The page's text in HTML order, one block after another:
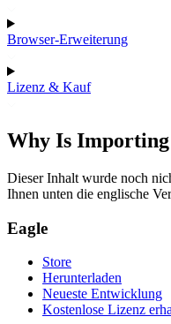
Browser-Erweiterung
Lizenz & Kauf
Why Is Importing
Dieser Inhalt wurde noch
Ihnen unten die englische
Eagle
Store
Herunterladen
Neueste Entwicklung
Kostenlose Lizenz